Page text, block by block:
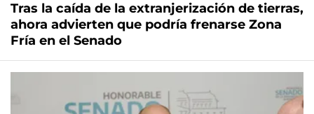
Tras la caída de la extranjerización de tierras,
ahora advierten que podría frenarse Zona
Fría en el Senado